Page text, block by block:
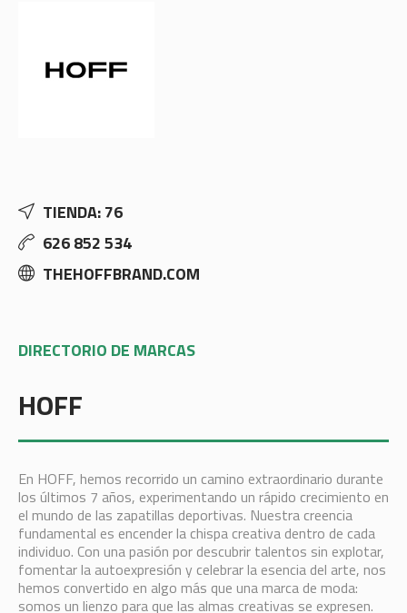
TIENDA: 76
626 852 534
THEHOFFBRAND.COM
DIRECTORIO DE MARCAS
HOFF
En HOFF, hemos recorrido un camino extraordinario durante
los últimos 7 años, experimentando un rápido crecimiento en
el mundo de las zapatillas deportivas. Nuestra creencia
fundamental es encender la chispa creativa dentro de cada
individuo. Con una pasión por descubrir talentos sin explotar,
fomentar la autoexpresión y celebrar la esencia del arte, nos
hemos convertido en algo más que una marca de moda:
somos un lienzo para que las almas creativas se expresen.